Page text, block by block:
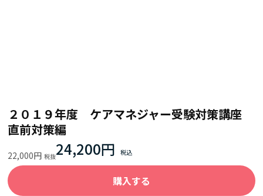
２０１９年度 ケアマネジャー受験対策講座
直前対策編
22,000円 24,200円
購入する